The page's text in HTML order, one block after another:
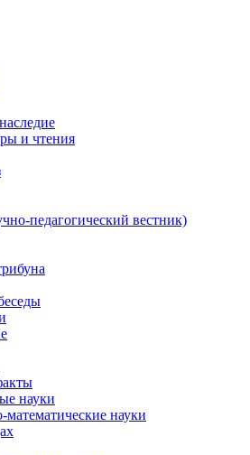
и чтения
педагогический вестник)
науки
математические науки